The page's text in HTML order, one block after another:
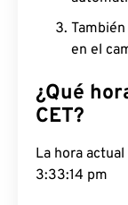
en el
¿Qué
CET?
La hora
3:33:15 pm